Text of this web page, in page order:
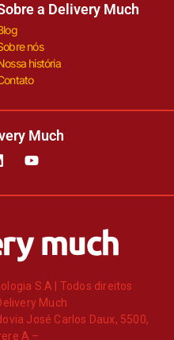
a Delivery Much
nós
história
Much
S.A | Todos direitos
Much
José Carlos Daux, 5500,
A –